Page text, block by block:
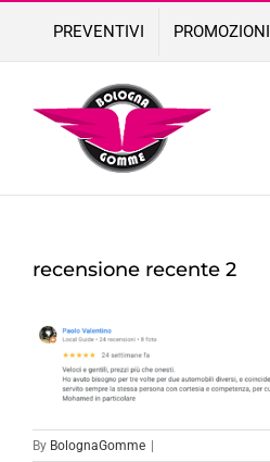
content
PREVENTIVI PROMOZIONI
recensione recente 2
By BolognaGomme